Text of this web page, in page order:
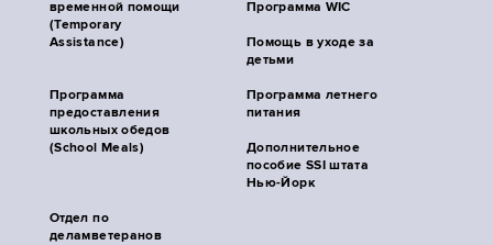
временной помощи
(Temporary
Assistance)
Программа WIC
Помощь в уходе за
детьми
Программа
предоставления
школьных обедов
(School Meals)
Программа летнего
питания
Дополнительное
пособие SSI штата
Нью-Йорк
Отдел по
деламветеранов